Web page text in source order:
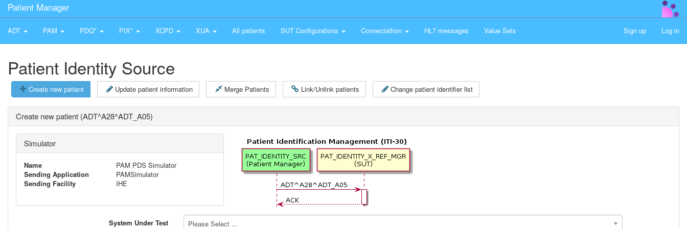
Patient Manager
ADT PAM PDQ* PIX* XCPD XUA All patients SUT Configurations Connectathon HL7 messages Value Sets Sign up Log in
Patient Identity Source
Create new patient Update patient information Merge Patients Link/Unlink patients Change patient identifier list
Create new patient (ADT^A28^ADT_A05)
Simulator
Name
PAM PDS Simulator
Sending Application
PAMSimulator
Sending Facility
IHE
System Under Test Please Select ...